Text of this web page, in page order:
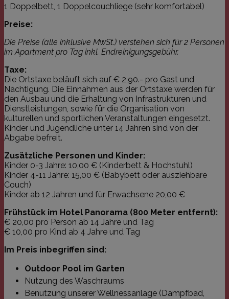
1 Doppelbett, 1 Doppelcouchliege (sehr komfortabel)
Preise:
Die Preise (alle inklusive MwSt.) verstehen sich für 2 Personen
im Apartment pro Tag inkl. Endreinigungsgebühr.
Taxe:
Die Ortstaxe beläuft sich auf € 2,90.- pro Gast und
Nächtigung. Die Einnahmen aus der Ortstaxe werden für
den Ausbau und die Erhaltung von Infrastrukturen und
Dienstleistungen, sowie für die Organisation von
kulturellen und sportlichen Veranstaltungen eingesetzt.
Kinder und Jugendliche unter 14 Jahren sind von der
Abgabe befreit.
Zusätzliche Personen und Kinder:
Kinder 0-3 Jahre: 10,00 € (Kinderbett & Hochstuhl)
Kinder 4-11 Jahre: 15,00 € (Babybett oder ausziehbare
Couch)
Kinder ab 12 Jahren und für Erwachsene 20,00 €
Frühstück im Hotel Panorama (800 Meter entfernt):
€ 20,00 pro Person ab 14 Jahre und Tag
€ 10,00 pro Kind ab 4 Jahre und Tag
Im Preis inbegriffen sind:
Outdoor Pool im Garten
Nutzung des Waschraums
Benutzung unserer Wellnessanlage (Dampfbad,